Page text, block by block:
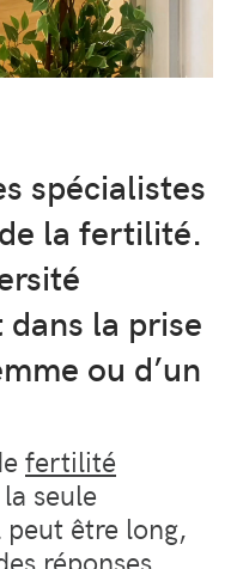
spécialistes
la fertilité.
la prise
ou d’un
fertilité
seule
être long,
réponses